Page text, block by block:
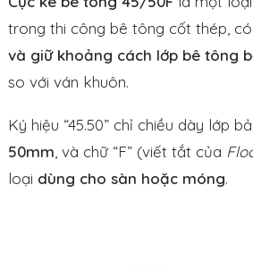
trong thi công bê tông cốt thép,
và giữ khoảng cách lớp bê tông
so với ván khuôn.
Ký hiệu “45.50” chỉ chiều dày lớp
50mm , và chữ “F” (viết tắt của
loại dùng cho sàn hoặc móng.